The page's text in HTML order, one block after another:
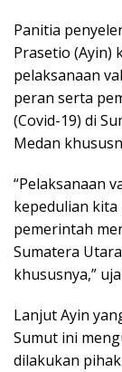
Panitia
Prasetio (Ayin)
pelaksanaan
peran serta
(Covid-19) di
Medan
“Pelaksanaan
kepedulian
pemerintah
Sumatera
khususnya,”
Lanjut Ayin
Sumut ini
dilakukan